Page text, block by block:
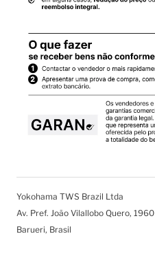
Yokohama TWS Brazil Ltda
Av. Pref. João Vilallobo Quero, 1960
Barueri, Brasil